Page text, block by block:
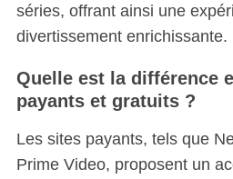
séries, offrant ainsi une
divertissement enrichissante.
Quelle est la différence
payants et gratuits ?
Les sites payants, tels que
Prime Video, proposent un